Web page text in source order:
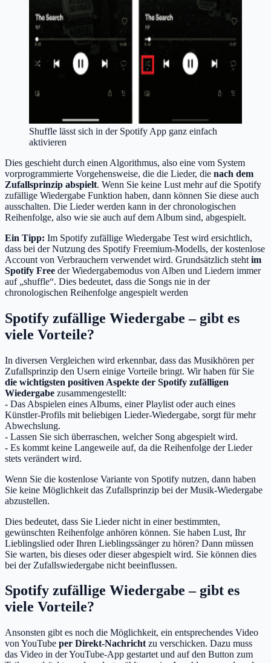
Shuffle lässt sich in der Spotify App ganz einfach
aktivieren
Dies geschieht durch einen Algorithmus, also eine vom System
vorprogrammierte Vorgehensweise, die die Lieder, die nach dem
Zufallsprinzip abspielt. Wenn Sie keine Lust mehr auf die Spotify
zufällige Wiedergabe Funktion haben, dann können Sie diese auch
ausschalten. Die Lieder werden kann in der chronologischen
Reihenfolge, also wie sie auch auf dem Album sind, abgespielt.
Ein Tipp: Im Spotify zufällige Wiedergabe Test wird ersichtlich,
dass bei der Nutzung des Spotify Freemium-Modells, der kostenlose
Account von Verbrauchern verwendet wird. Grundsätzlich steht im
Spotify Free der Wiedergabemodus von Alben und Liedern immer
auf „shuffle“. Dies bedeutet, dass die Songs nie in der
chronologischen Reihenfolge angespielt werden
Spotify zufällige Wiedergabe – gibt es
viele Vorteile?
In diversen Vergleichen wird erkennbar, dass das Musikhören per
Zufallsprinzip den Usern einige Vorteile bringt. Wir haben für Sie
die wichtigsten positiven Aspekte der Spotify zufälligen
Wiedergabe zusammengestellt:
- Das Abspielen eines Albums, einer Playlist oder auch eines
Künstler-Profils mit beliebigen Lieder-Wiedergabe, sorgt für mehr
Abwechslung.
- Lassen Sie sich überraschen, welcher Song abgespielt wird.
- Es kommt keine Langeweile auf, da die Reihenfolge der Lieder
stets verändert wird.
Wenn Sie die kostenlose Variante von Spotify nutzen, dann haben
Sie keine Möglichkeit das Zufallsprinzip bei der Musik-Wiedergabe
abzustellen.
Dies bedeutet, dass Sie Lieder nicht in einer bestimmten,
gewünschten Reihenfolge anhören können. Sie haben Lust, Ihr
Lieblingslied oder Ihren Lieblingssänger zu hören? Dann müssen
Sie warten, bis dieses oder dieser abgespielt wird. Sie können dies
bei der Zufallswiedergabe nicht beeinflussen.
Spotify zufällige Wiedergabe – gibt es
viele Vorteile?
Ansonsten gibt es noch die Möglichkeit, ein entsprechendes Video
von YouTube per Direkt-Nachricht zu verschicken. Dazu muss
das Video in der YouTube-App gestartet und auf den Button zum